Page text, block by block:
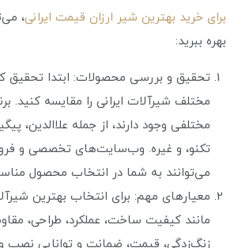
برای خرید بهترین شیر ارزان قیمت ایرانی،
بهره ببرید:
تحقیق و بررسی محصولات: ابتدا تحقیق
مختلف شیرآلات ایرانی را مقایسه کنید.
مختلفی وجود دارند، از جمله علاالدین،
تکنو، و غیره. وب‌سایت‌های تخصصی و
می‌توانند به شما در انتخاب محصول
معیارهای مهم: برای انتخاب بهترین
مانند کیفیت ساخت، عملکرد، طراحی،
زنگ‌زدگی، قیمت، ضمانت و توانایی نصب